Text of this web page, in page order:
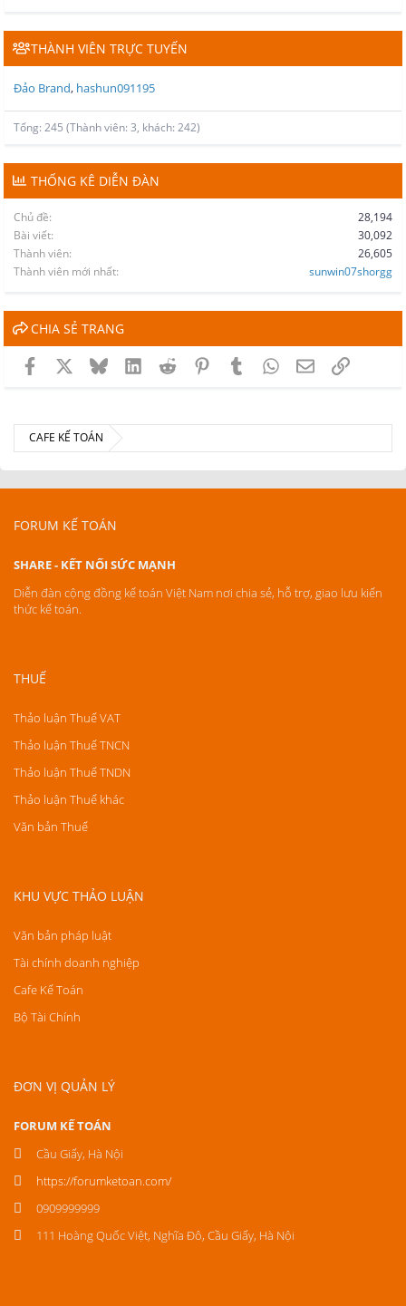
THÀNH VIÊN TRỰC TUYẾN
Đảo Brand hashun091195
Tổng: 245 (Thành viên: 3, khách: 242)
THỐNG KÊ DIỄN ĐÀN
Chủ đề
28,194
Bài viết
30,092
Thành viên
26,605
Thành viên mới nhất
sunwin07shorgg
CHIA SẺ TRANG
Facebook BlueskyLinkedInReddit PinterestTumblrWhatsApp
EmailLink
CAFE KẾ TOÁN
FORUM KẾ TOÁN
SHARE - KẾT NỐI SỨC MẠNH
Diễn đàn cộng đồng kế toán Việt Nam nơi chia sẻ, hỗ trợ, giao lưu kiến
thức kế toán.
THUẾ
Thảo luận Thuế VAT
Thảo luận Thuế TNCN
Thảo luận Thuế TNDN
Thảo luận Thuế khác
Văn bản Thuế
KHU VỰC THẢO LUẬN
Văn bản pháp luật
Tài chính doanh nghiệp
Cafe Kế Toán
Bộ Tài Chính
ĐƠN VỊ QUẢN LÝ
FORUM KẾ TOÁN
Cầu Giấy, Hà Nội
https://forumketoan.com/
0909999999
111 Hoàng Quốc Việt, Nghĩa Đô, Cầu Giấy, Hà Nội